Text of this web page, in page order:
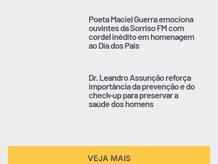
Poeta Maciel Guerra emociona
ouvintes da Sorriso FM com
cordel inédito em homenagem
ao Dia dos Pais
Dr. Leandro Assunção reforça
importância da prevenção e do
check-up para preservar a
saúde dos homens
VEJA MAIS